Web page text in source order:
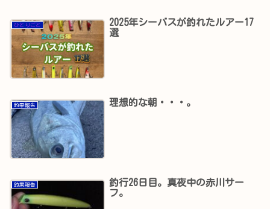
ひとりごと
2025年シーバスが釣れたルアー17
選
釣果報告 理想的な朝・・・。
釣果報告
釣行26日目。真夜中の赤川サー
フ。